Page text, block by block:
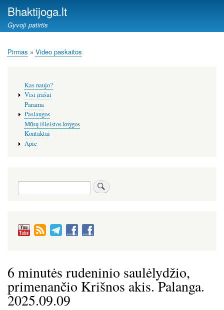
Bhaktijoga.lt
Gyvoji patirtis
Kelias
Pirmas Video paskaitos
6 minutės rudeninio saulėlydžio,
primenančio Krišnos akis. Palanga.
2025.09.09
meniu
Kas naujo?
Visi įrašai
Parama
Paslaugos
Mūsų išleistos knygos
Kontaktai
Apie
Paieška